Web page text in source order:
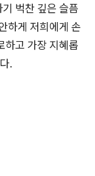
벅찬 깊은 슬픔
하게 저희에게 손
하고 가장 지혜롭
.